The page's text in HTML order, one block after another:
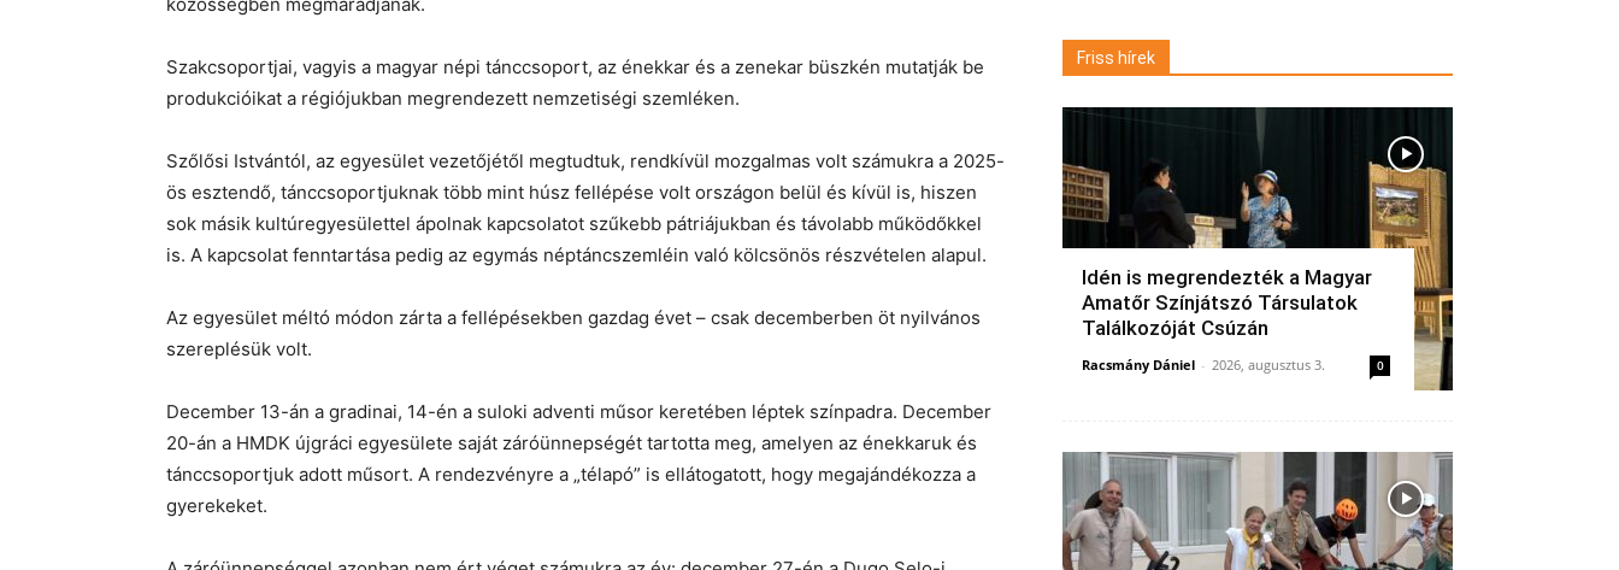
Szakcsoportjai, vagyis a magyar népi tánccsoport, az énekkar és a zenekar büszkén mutatják be
produkcióikat a régiójukban megrendezett nemzetiségi szemléken.
Szőlősi Istvántól, az egyesület vezetőjétől megtudtuk, rendkívül mozgalmas volt számukra a 2025-
ös esztendő, tánccsoportjuknak több mint húsz fellépése volt országon belül és kívül is, hiszen
sok másik kultúregyesülettel ápolnak kapcsolatot szűkebb pátriájukban és távolabb működőkkel
is. A kapcsolat fenntartása pedig az egymás néptáncszemléin való kölcsönös részvételen alapul.
Az egyesület méltó módon zárta a fellépésekben gazdag évet – csak decemberben öt nyilvános
szereplésük volt.
December 13-án a gradinai, 14-én a suloki adventi műsor keretében léptek színpadra. December
20-án a HMDK újgráci egyesülete saját záróünnepségét tartotta meg, amelyen az énekkaruk és
tánccsoportjuk adott műsort. A rendezvényre a „télapó” is ellátogatott, hogy megajándékozza a
gyerekeket.
Friss hírek
Idén is megrendezték a Magyar
Amatőr Színjátszó Társulatok
Találkozóját Csúzán
Racsmány Dániel - 2026, augusztus 3. 0